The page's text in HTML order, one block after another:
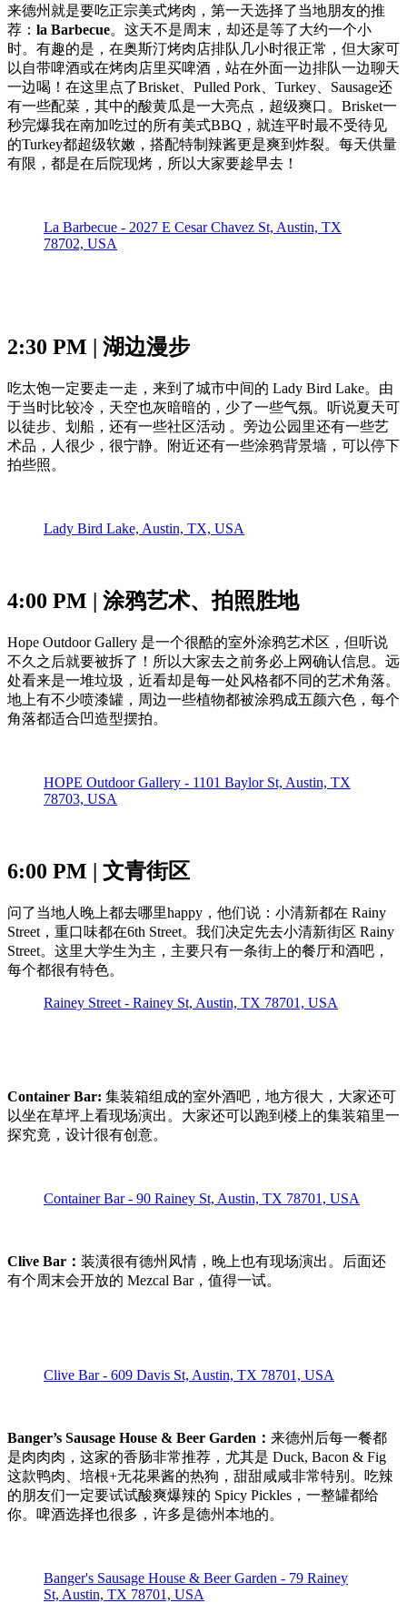
来德州就是要吃正宗美式烤肉，第一天选择了当地朋友的推
荐： la Barbecue。这天不是周末，却还是等了大约一个小
时。有趣的是，在奥斯汀烤肉店排队几小时很正常，但大家可
以自带啤酒或在烤肉店里买啤酒，站在外面一边排队一边聊天
一边喝！在这里点了Brisket、Pulled Pork、Turkey、Sausage还
有一些配菜，其中的酸黄瓜是一大亮点，超级爽口。Brisket一
秒完爆我在南加吃过的所有美式BBQ，就连平时最不受待见
的Turkey都超级软嫩，搭配特制辣酱更是爽到炸裂。每天供量
有限，都是在后院现烤，所以大家要趁早去！
La Barbecue - 2027 E Cesar Chavez St, Austin, TX
78702, USA
2:30 PM | 湖边漫步
吃太饱一定要走一走，来到了城市中间的 Lady Bird Lake。由
于当时比较冷，天空也灰暗暗的，少了一些气氛。听说夏天可
以徒步、划船，还有一些社区活动 。旁边公园里还有一些艺
术品，人很少，很宁静。附近还有一些涂鸦背景墙，可以停下
拍些照。
Lady Bird Lake, Austin, TX, USA
4:00 PM | 涂鸦艺术、拍照胜地
Hope Outdoor Gallery 是一个很酷的室外涂鸦艺术区，但听说
不久之后就要被拆了！所以大家去之前务必上网确认信息。远
处看来是一堆垃圾，近看却是每一处风格都不同的艺术角落。
地上有不少喷漆罐，周边一些植物都被涂鸦成五颜六色，每个
角落都适合凹造型摆拍。
HOPE Outdoor Gallery - 1101 Baylor St, Austin, TX
78703, USA
6:00 PM | 文青街区
问了当地人晚上都去哪里happy，他们说：小清新都在 Rainy
Street，重口味都在6th Street。我们决定先去小清新街区 Rainy
Street。这里大学生为主，主要只有一条街上的餐厅和酒吧，
每个都很有特色。
Rainey Street - Rainey St, Austin, TX 78701, USA
Container Bar: 集装箱组成的室外酒吧，地方很大，大家还可
以坐在草坪上看现场演出。大家还可以跑到楼上的集装箱里一
探究竟，设计很有创意。
Container Bar - 90 Rainey St, Austin, TX 78701, USA
Clive Bar： 装潢很有德州风情，晚上也有现场演出。后面还
有个周末会开放的 Mezcal Bar，值得一试。
Clive Bar - 609 Davis St, Austin, TX 78701, USA
Banger’s Sausage House & Beer Garden： 来德州后每一餐都
是肉肉肉，这家的香肠非常推荐，尤其是 Duck, Bacon & Fig
这款鸭肉、培根+无花果酱的热狗，甜甜咸咸非常特别。吃辣
的朋友们一定要试试酸爽爆辣的 Spicy Pickles，一整罐都给
你。啤酒选择也很多，许多是德州本地的。
Banger's Sausage House & Beer Garden - 79 Rainey
St, Austin, TX 78701, USA